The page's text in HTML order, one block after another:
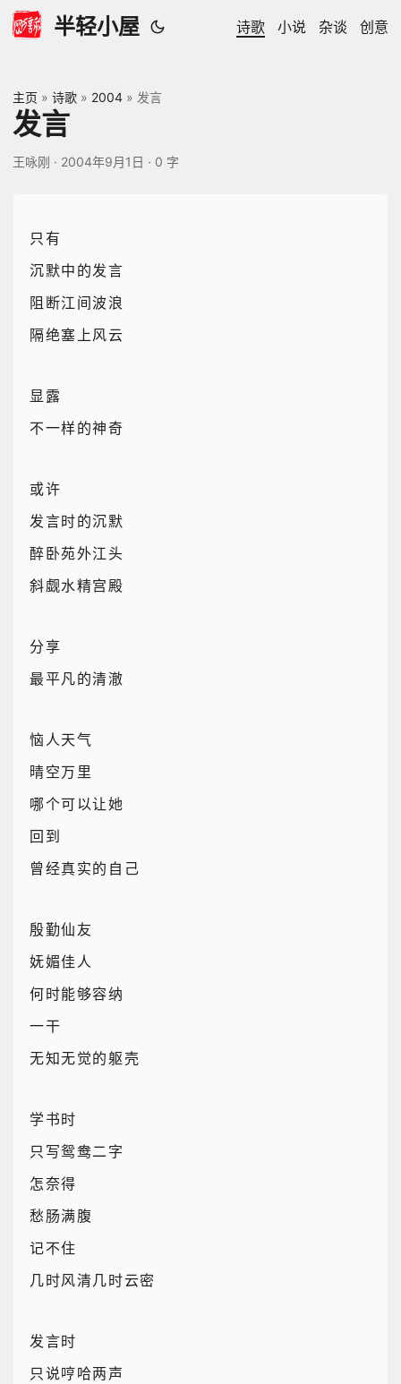
半轻小屋 诗歌 小说 杂谈 创意
主页 » 诗歌 » 2004 » 发言
发言
王咏刚 · 2004年9月1日 · 0 字
只有
沉默中的发言
阻断江间波浪
隔绝塞上风云
显露
不一样的神奇
或许
发言时的沉默
醉卧苑外江头
斜觑水精宫殿
分享
最平凡的清澈
恼人天气
晴空万里
哪个可以让她
回到
曾经真实的自己
殷勤仙友
妩媚佳人
何时能够容纳
一干
无知无觉的躯壳
学书时
只写鸳鸯二字
怎奈得
愁肠满腹
记不住
几时风清几时云密
发言时
只说哼哈两声